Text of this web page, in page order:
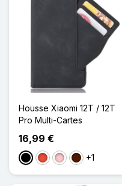
Housse Xiaomi 12T / 12T
Pro Multi-Cartes
16,99 €
NoirRougeRoseMarron Foncé
+1